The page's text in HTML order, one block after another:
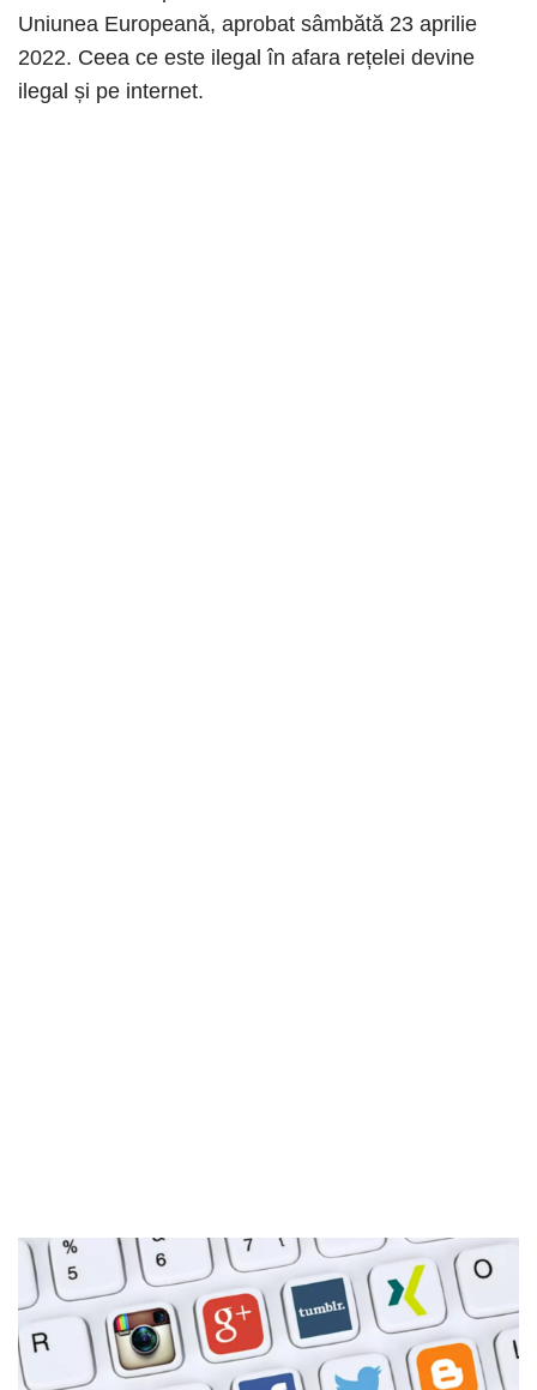
Uniunea Europeană, aprobat sâmbătă 23 aprilie
2022. Ceea ce este ilegal în afara rețelei devine
ilegal și pe internet.